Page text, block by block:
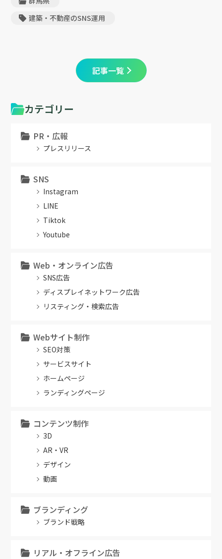
建築・不動産のSNS運用
記事一覧
カテゴリー
PR・広報
プレスリリース
SNS
Instagram
LINE
Tiktok
Youtube
Web・オンライン広告
SNS広告
ディスプレイネットワーク広告
リスティング・検索広告
Webサイト制作
SEO対策
サービスサイト
ホームページ
ランディングページ
コンテンツ制作
3D
AR・VR
デザイン
動画
ブランディング
ブランド戦略
リアル・オフライン広告